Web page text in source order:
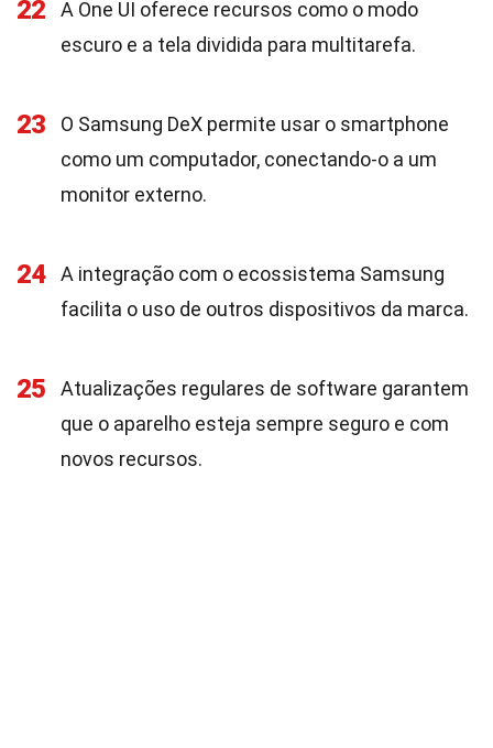
22
A One UI oferece recursos como o modo
escuro e a tela dividida para multitarefa.
23
O Samsung DeX permite usar o smartphone
como um computador, conectando-o a um
monitor externo.
24
A integração com o ecossistema Samsung
facilita o uso de outros dispositivos da marca.
25
Atualizações regulares de software garantem
que o aparelho esteja sempre seguro e com
novos recursos.